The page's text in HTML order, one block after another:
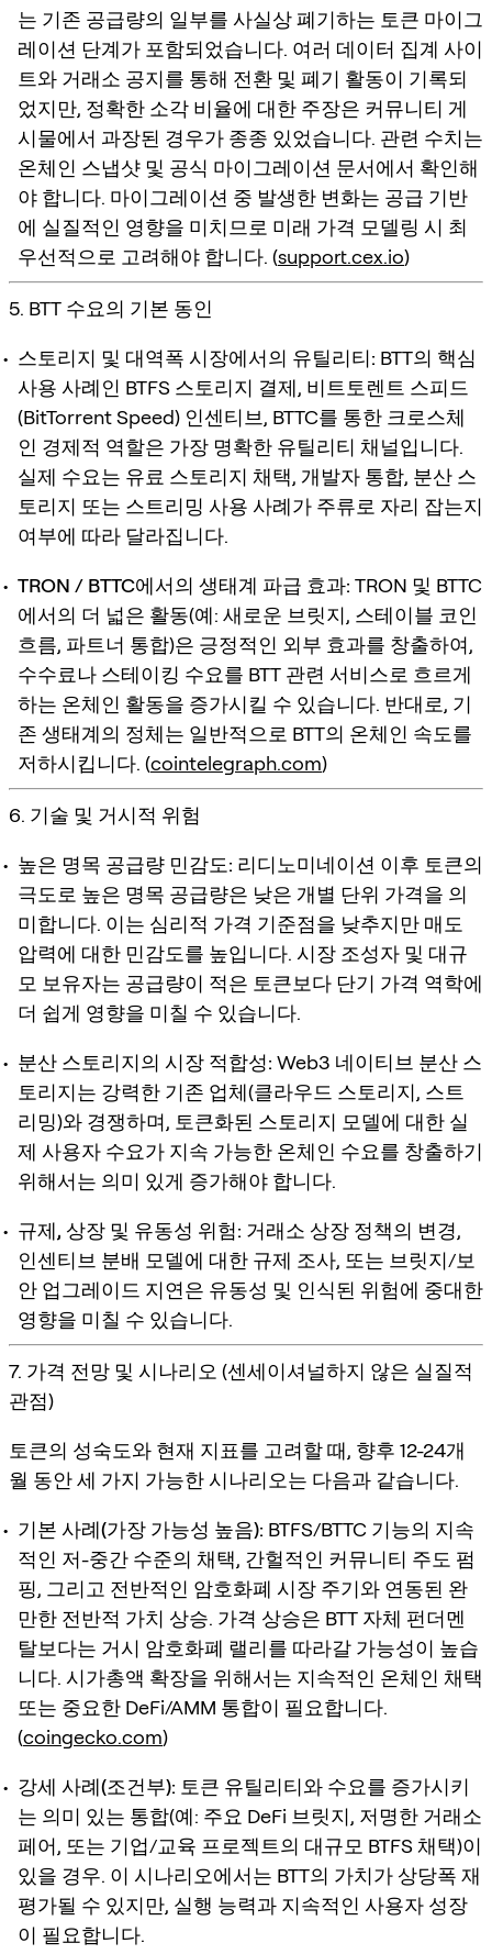
는 기존 공급량의 일부를 사실상 폐기하는 토큰 마이그
레이션 단계가 포함되었습니다. 여러 데이터 집계 사이
트와 거래소 공지를 통해 전환 및 폐기 활동이 기록되
었지만, 정확한 소각 비율에 대한 주장은 커뮤니티 게
시물에서 과장된 경우가 종종 있었습니다. 관련 수치는
온체인 스냅샷 및 공식 마이그레이션 문서에서 확인해
야 합니다. 마이그레이션 중 발생한 변화는 공급 기반
에 실질적인 영향을 미치므로 미래 가격 모델링 시 최
우선적으로 고려해야 합니다. (support.cex.io)
5. BTT 수요의 기본 동인
스토리지 및 대역폭 시장에서의 유틸리티: BTT의 핵심
사용 사례인 BTFS 스토리지 결제, 비트토렌트 스피드
(BitTorrent Speed) 인센티브, BTTC를 통한 크로스체
인 경제적 역할은 가장 명확한 유틸리티 채널입니다.
실제 수요는 유료 스토리지 채택, 개발자 통합, 분산 스
토리지 또는 스트리밍 사용 사례가 주류로 자리 잡는지
여부에 따라 달라집니다.
TRON / BTTC에서의 생태계 파급 효과: TRON 및 BTTC
에서의 더 넓은 활동(예: 새로운 브릿지, 스테이블 코인
흐름, 파트너 통합)은 긍정적인 외부 효과를 창출하여,
수수료나 스테이킹 수요를 BTT 관련 서비스로 흐르게
하는 온체인 활동을 증가시킬 수 있습니다. 반대로, 기
존 생태계의 정체는 일반적으로 BTT의 온체인 속도를
저하시킵니다. (cointelegraph.com)
6. 기술 및 거시적 위험
높은 명목 공급량 민감도: 리디노미네이션 이후 토큰의
극도로 높은 명목 공급량은 낮은 개별 단위 가격을 의
미합니다. 이는 심리적 가격 기준점을 낮추지만 매도
압력에 대한 민감도를 높입니다. 시장 조성자 및 대규
모 보유자는 공급량이 적은 토큰보다 단기 가격 역학에
더 쉽게 영향을 미칠 수 있습니다.
분산 스토리지의 시장 적합성: Web3 네이티브 분산 스
토리지는 강력한 기존 업체(클라우드 스토리지, 스트
리밍)와 경쟁하며, 토큰화된 스토리지 모델에 대한 실
제 사용자 수요가 지속 가능한 온체인 수요를 창출하기
위해서는 의미 있게 증가해야 합니다.
규제, 상장 및 유동성 위험: 거래소 상장 정책의 변경,
인센티브 분배 모델에 대한 규제 조사, 또는 브릿지/보
안 업그레이드 지연은 유동성 및 인식된 위험에 중대한
영향을 미칠 수 있습니다.
7. 가격 전망 및 시나리오 (센세이셔널하지 않은 실질적
관점)
토큰의 성숙도와 현재 지표를 고려할 때, 향후 12-24개
월 동안 세 가지 가능한 시나리오는 다음과 같습니다.
기본 사례(가장 가능성 높음): BTFS/BTTC 기능의 지속
적인 저-중간 수준의 채택, 간헐적인 커뮤니티 주도 펌
핑, 그리고 전반적인 암호화폐 시장 주기와 연동된 완
만한 전반적 가치 상승. 가격 상승은 BTT 자체 펀더멘
탈보다는 거시 암호화폐 랠리를 따라갈 가능성이 높습
니다. 시가총액 확장을 위해서는 지속적인 온체인 채택
또는 중요한 DeFi/AMM 통합이 필요합니다.
(coingecko.com)
강세 사례(조건부): 토큰 유틸리티와 수요를 증가시키
는 의미 있는 통합(예: 주요 DeFi 브릿지, 저명한 거래소
페어, 또는 기업/교육 프로젝트의 대규모 BTFS 채택)이
있을 경우. 이 시나리오에서는 BTT의 가치가 상당폭 재
평가될 수 있지만, 실행 능력과 지속적인 사용자 성장
이 필요합니다.